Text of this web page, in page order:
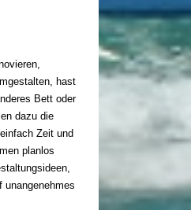
hast
Bett oder
dazu die
Zeit und
planlos
unangenehmes